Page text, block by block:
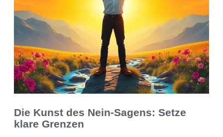
Die Kunst des Nein-Sagens: Setze
klare Grenzen